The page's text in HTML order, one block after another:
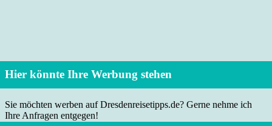
Hier könnte Ihre Werbung stehen
Sie möchten werben auf Dresdenreisetipps.de? Gerne nehme ich
Ihre Anfragen entgegen!